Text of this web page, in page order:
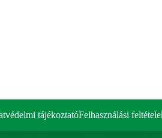
tájékoztatóFelhasználási